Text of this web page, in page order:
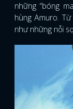
những “bóng
hùng Amuro.
như những nỗi